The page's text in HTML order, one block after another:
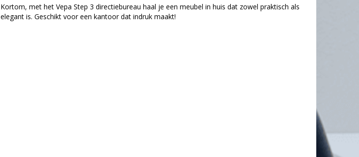
Kortom, met het Vepa Step 3 directiebureau haal je een meubel in huis dat zowel praktisch als
elegant is. Geschikt voor een kantoor dat indruk maakt!